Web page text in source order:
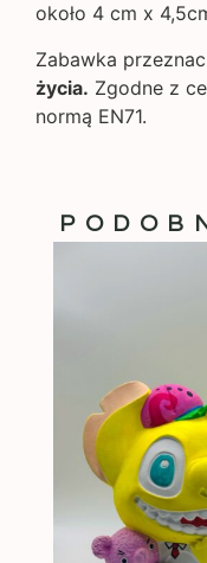
około 4 cm x
Zabawka
życia. Zgodne z
normą EN71.